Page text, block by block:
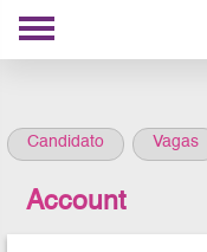
Candidato Vagas
Account